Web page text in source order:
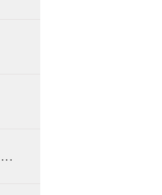
合成切削液单片、叠片防锈性测定仪